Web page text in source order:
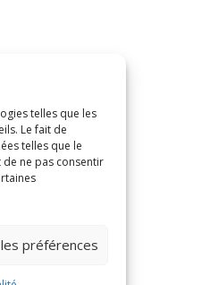
telles que les
Le fait de
telles que le
ne pas consentir
préférences